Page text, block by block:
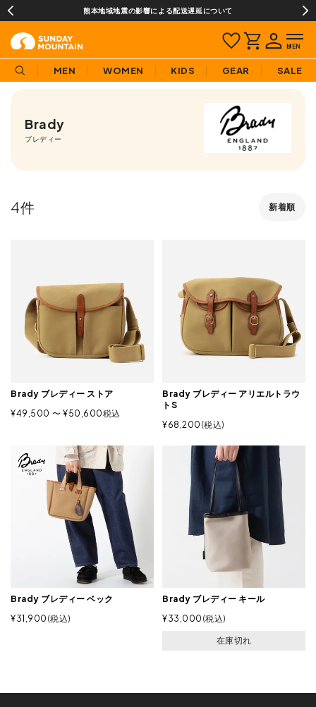
熊本地域地震の影響による配送遅延について
MEN WOMEN KIDS GEAR SALE
Brady
ブレディー
新着順
4
Brady ブレディー ストア
¥49,500 〜 ¥50,600税込
Brady ブレディー アリエルトラウ
トS
¥68,200 税込
Brady ブレディー ベック
¥31,900 税込
Brady ブレディー キール
¥33,000 税込
在庫切れ